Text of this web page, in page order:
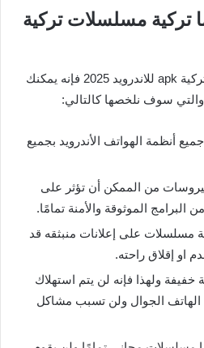
تركية مسلسلات تركية
من خلال تحميل برنامج دراما تركية apk للاندرويد 2025 فإنه يمكنك
والتي سوف نلخصها كالتالي:
أنظمة الهواتف الأندرويد بجميع
من الممكن أن تؤثر على
البرامج الموثوقة والأمنة تمامًا.
مسلسلات على إعلانات منبثقه قد
او إقلاق راحته.
خفيفة ولهذا فإنه لن يتم استهلاك
الجوال ولن تسبب مشاكل